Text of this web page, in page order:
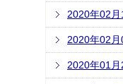
2020年02月
2020年02
2020年01